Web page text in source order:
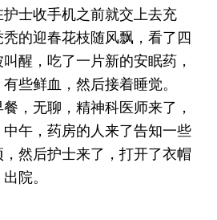
士收手机之前就交上去充
的迎春花枝随风飘，看了四
醒，吃了一片新的安眠药，
些鲜血，然后接着睡觉。
，无聊，精神科医师来了，
午，药房的人来了告知一些
然后护士来了，打开了衣帽
院。